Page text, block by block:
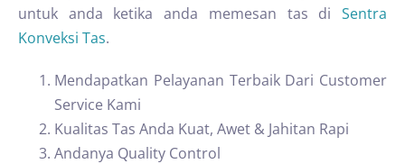
untuk anda ketika anda memesan tas di Sentra
Konveksi Tas.
Mendapatkan Pelayanan Terbaik Dari Customer
Service Kami
Kualitas Tas Anda Kuat, Awet & Jahitan Rapi
Andanya Quality Control